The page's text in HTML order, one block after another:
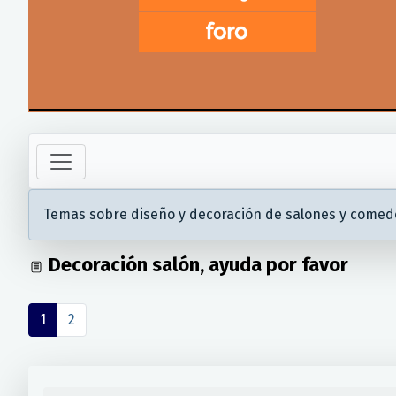
Temas sobre diseño y decoración de salones y
Decoración salón, ayuda por favor
1 2